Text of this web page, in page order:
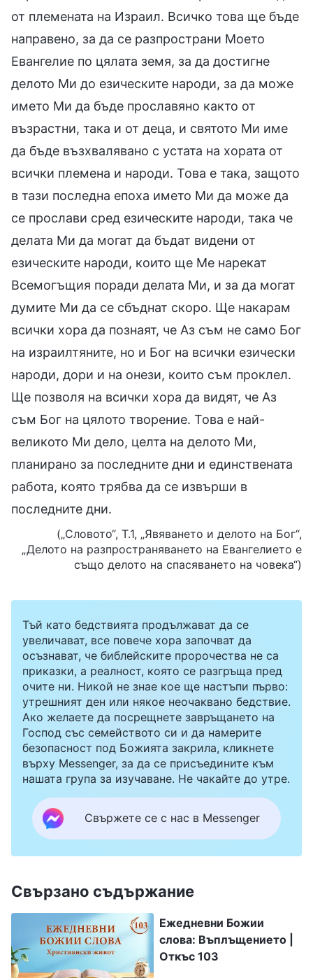
от племената на Израил. Всичко това ще бъде
направено, за да се разпространи Моето
Евангелие по цялата земя, за да достигне
делото Ми до езическите народи, за да може
името Ми да бъде прославяно както от
възрастни, така и от деца, и святото Ми име
да бъде възхвалявано с устата на хората от
всички племена и народи. Това е така, защото
в тази последна епоха името Ми да може да
се прослави сред езическите народи, така че
делата Ми да могат да бъдат видени от
езическите народи, които ще Ме нарекат
Всемогъщия поради делата Ми, и за да могат
думите Ми да се сбъднат скоро. Ще накарам
всички хора да познаят, че Аз съм не само Бог
на израилтяните, но и Бог на всички езически
народи, дори и на онези, които съм проклел.
Ще позволя на всички хора да видят, че Аз
съм Бог на цялото творение. Това е най-
великото Ми дело, целта на делото Ми,
планирано за последните дни и единствената
работа, която трябва да се извърши в
последните дни.
(„Словото“, Т.1, „Явяването и делото на Бог“,
„Делото на разпространяването на Евангелието е
също делото на спасяването на човека“)
Тъй като бедствията продължават да се
увеличават, все повече хора започват да
осъзнават, че библейските пророчества не са
приказки, а реалност, която се разгръща пред
очите ни. Никой не знае кое ще настъпи първо:
утрешният ден или някое неочаквано бедствие.
Ако желаете да посрещнете завръщането на
Господ със семейството си и да намерите
безопасност под Божията закрила, кликнете
върху Messenger, за да се присъедините към
нашата група за изучаване. Не чакайте до утре.
Свържете се с нас в Messenger
Свързано съдържание
Ежедневни Божии
слова: Въплъщението |
Откъс 103